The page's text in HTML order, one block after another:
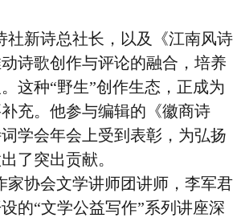
社新诗总社长，以及《江南风诗
诗歌创作与评论的融合，培养
这种“野生”创作生态，正成为
充。他参与编辑的《徽商诗
学会年会上受到表彰，为弘扬
了突出贡献。
家协会文学讲师团讲师，李军君
的“文学公益写作”系列讲座深